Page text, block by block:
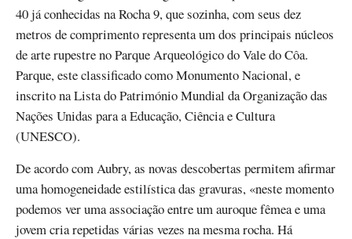
40 já conhecidas na Rocha 9, que sozinha, com seus dez
metros de comprimento representa um dos principais núcleos
de arte rupestre no Parque Arqueológico do Vale do Côa.
Parque, este classificado como Monumento Nacional, e
inscrito na Lista do Património Mundial da Organização das
Nações Unidas para a Educação, Ciência e Cultura
(UNESCO).
De acordo com Aubry, as novas descobertas permitem afirmar
uma homogeneidade estilística das gravuras, «neste momento
podemos ver uma associação entre um auroque fêmea e uma
jovem cria repetidas várias vezes na mesma rocha. Há